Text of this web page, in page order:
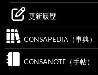
更新履歴
CONSAPEDIA（事典）
CONSANOTE（手帖）